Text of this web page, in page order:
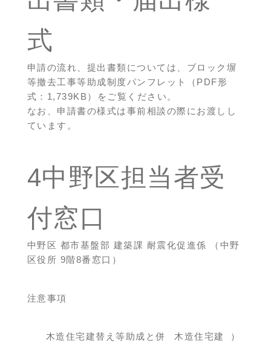
式
申請の流れ、提出書類については、 ブロック塀
等撤去工事等助成制度パンフレット（PDF形
式：1,739KB）
をご覧ください。
なお、申請書の様式は事前相談の際にお渡しし
ています。
4中野区担当者受
付窓口
中野区 都市基盤部 建築課 耐震化促進係 （中野
区役所 9階8番窓口）
注意事項
木造住宅建替え等助成と併
木造住宅建
）